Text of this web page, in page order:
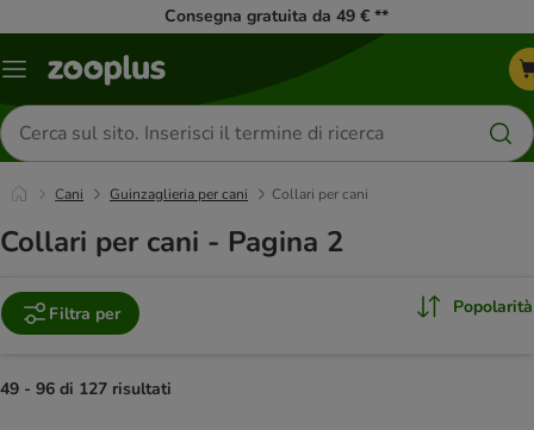
Consegna gratuita da 49 € **
Overview
Cerca
prodotti
Cani Guinzaglieria per cani Collari per cani
Collari per cani - Pagina 2
Filtra per Popolarità
49 - 96 di 127 risultati